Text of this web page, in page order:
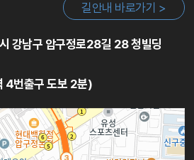
길안내 바로가기 >
강남구 압구정로28길 28 청빌딩
4번출구 도보 2분)